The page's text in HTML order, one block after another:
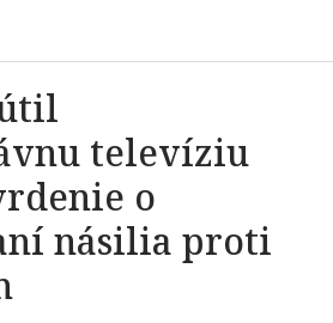
televíziu
o
násilia proti